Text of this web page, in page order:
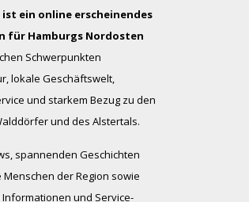
ein online erscheinendes
für Hamburgs Nordosten
Schwerpunkten
lokale Geschäftswelt,
und starkem Bezug zu den
und des Alstertals.
spannenden Geschichten
der Region sowie
und Service-